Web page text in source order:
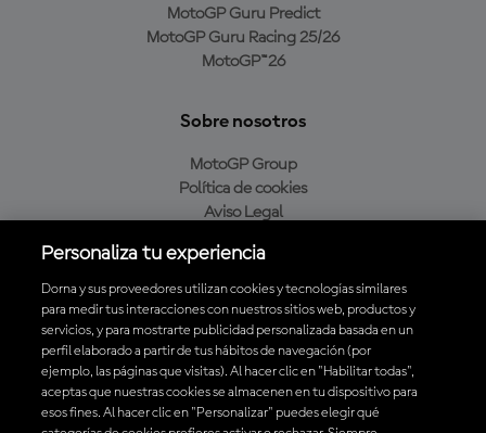
MotoGP Guru Predict
MotoGP Guru Racing 25/26
MotoGP™26
Sobre nosotros
MotoGP Group
Política de cookies
Aviso Legal
Política de compra
Descarga la aplicación oficial de MotoGP™
Personaliza tu experiencia
Dorna y sus proveedores utilizan cookies y tecnologías similares
para medir tus interacciones con nuestros sitios web, productos y
servicios, y para mostrarte publicidad personalizada basada en un
perfil elaborado a partir de tus hábitos de navegación (por
ejemplo, las páginas que visitas). Al hacer clic en "Habilitar todas",
aceptas que nuestras cookies se almacenen en tu dispositivo para
esos fines. Al hacer clic en "Personalizar" puedes elegir qué